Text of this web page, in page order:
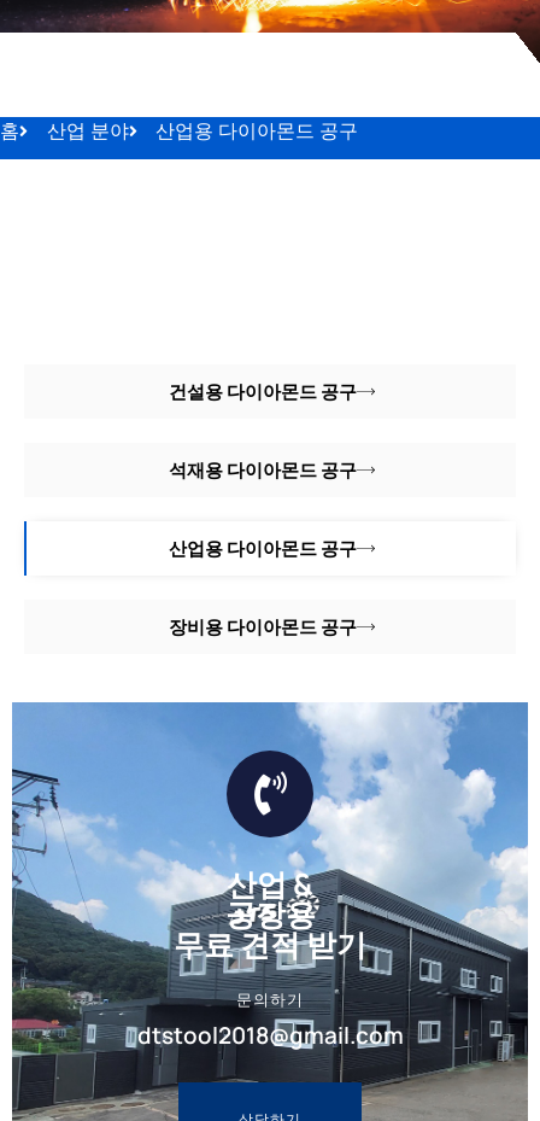
홈 산업 분야 산업용 다이아몬드 공구
건설용 다이아몬드 공구
석재용 다이아몬드 공구
산업용 다이아몬드 공구
장비용 다이아몬드 공구
산업 &
공장용
무료 견적 받기
문의하기
dtstool2018@gmail.com